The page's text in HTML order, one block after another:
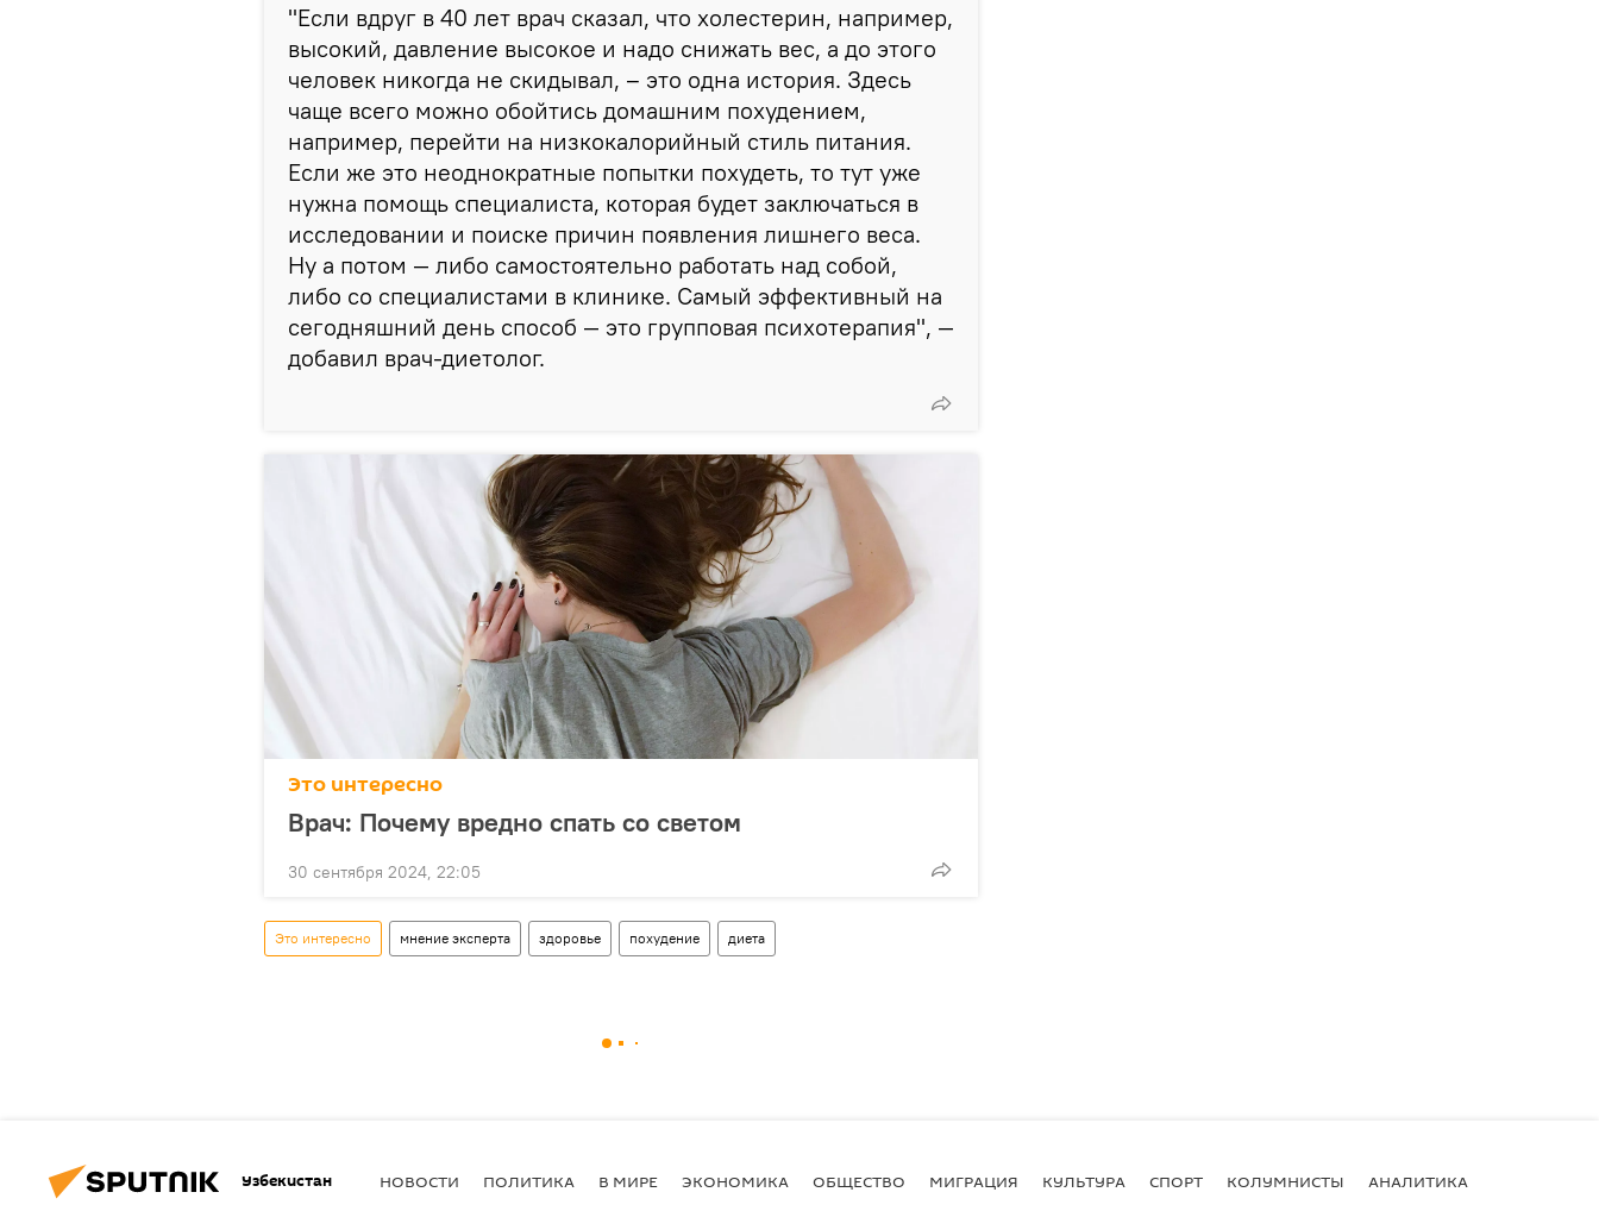
"Если вдруг в 40 лет врач сказал, что холестерин, например,
высокий, давление высокое и надо снижать вес, а до этого
человек никогда не скидывал, – это одна история. Здесь
чаще всего можно обойтись домашним похудением,
например, перейти на низкокалорийный стиль питания.
Если же это неоднократные попытки похудеть, то тут уже
нужна помощь специалиста, которая будет заключаться в
исследовании и поиске причин появления лишнего веса.
Ну а потом — либо самостоятельно работать над собой,
либо со специалистами в клинике. Самый эффективный на
сегодняшний день способ — это групповая психотерапия", —
добавил врач-диетолог.
Это интересно
Врач: Почему вредно спать со светом
30 сентября 2024, 22:05
Это интересно мнение эксперта здоровье похудение диета
Узбекистан НОВОСТИ ПОЛИТИКА В МИРЕ ЭКОНОМИКА ОБЩЕСТВО МИГРАЦИЯ КУЛЬТУРА СПОРТ КОЛУМНИСТЫ АНАЛИТИКА